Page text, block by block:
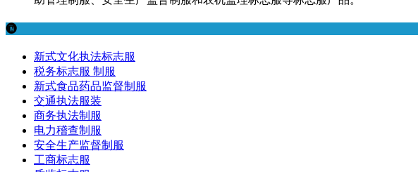
新式文化执法标志服
税务标志服 制服
新式食品药品监督制服
交通执法服装
商务执法制服
电力稽查制服
安全生产监督制服
工商标志服